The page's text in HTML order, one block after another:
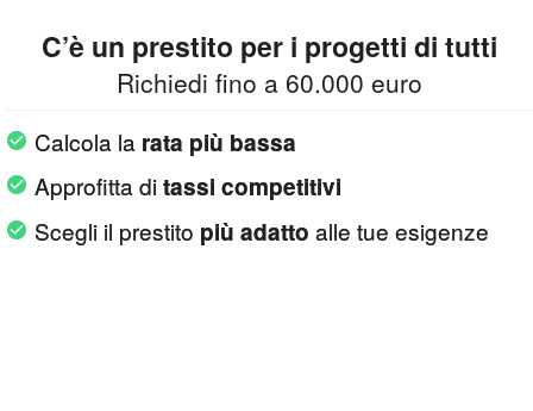
C’è un prestito per i progetti di tutti
Richiedi fino a 60.000 euro
Calcola la rata più bassa
Approfitta ditassi competitivi
Scegli il prestito più adatto alle tue esigenze